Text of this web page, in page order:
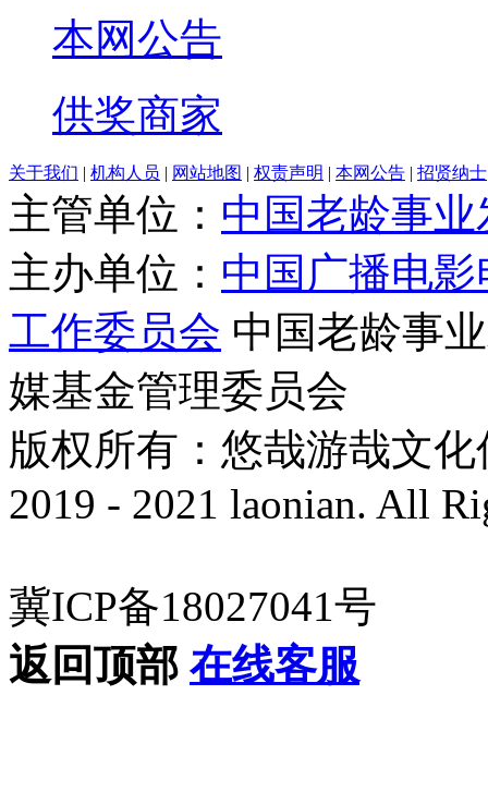
本网公告
供奖商家
关于我们 | 机构人员 | 网站地图 | 权责声明 | 本网公告 | 招贤纳士
主管单位： 中国老龄事
主办单位： 中国广播电
工作委员会 中国老龄事
媒基金管理委员会
版权所有：悠哉游哉文
2019 - 2021 laonian. All
冀ICP备18027041号
返回顶部 在线客服